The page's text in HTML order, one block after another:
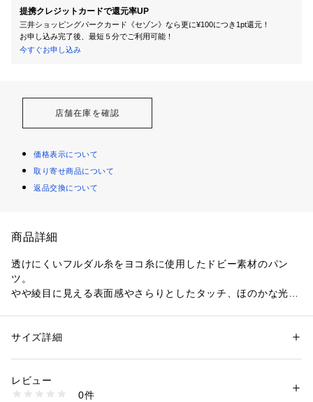
提携クレジットカードで還元率UP
三井ショッピングパークカード《セゾン》なら更に¥100につき1pt還元！
お申し込み完了後、最短５分でご利用可能！
今すぐお申し込み
店舗在庫を確認
価格表示について
取り寄せ商品について
返品交換について
商品詳細
透けにくいフルダル糸をヨコ糸に使用したドビー素材のパン
ツ。
やや綾目に見える表面感やさらりとしたタッチ、ほのかな光沢
スト位置できゅっと引き締めることですっきりとしたバランス
いるため穿き心地の良さは抜群です。
フラットシューズからショートブーツまで、幅広いシューズと
性別：レディース
素材：ポリエステル59％　コットン38％　ポリウレタン3％
洗濯：手洗い、漂白不可、タンブル乾燥不可、自然乾燥、アイロン仕上げ
可、ドライ可、ウエットクリーニング可
サイズ詳細
レビュー
0件